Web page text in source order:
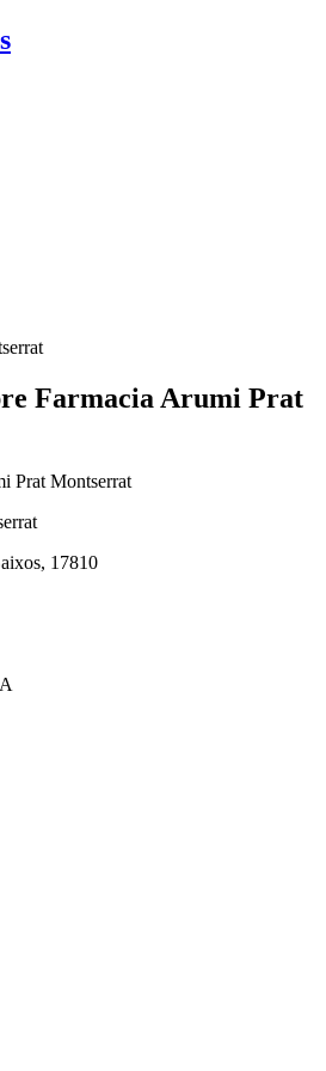
Farmacia Arumi Prat
Prat Montserrat
17810